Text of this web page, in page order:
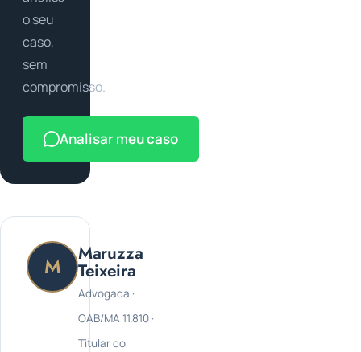
o seu
caso,
sem
compromisso.
Analisar meu caso
M Maruzza
Teixeira
Advogada ·
OAB/MA 11.810 ·
Titular do